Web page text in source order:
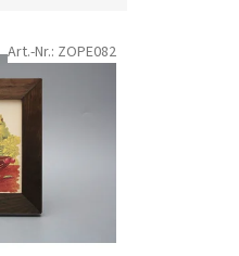
Art.-Nr.: ZOPE082